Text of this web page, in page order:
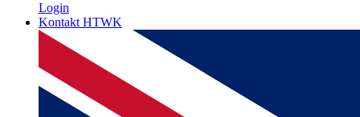
Login
Kontakt HTWK